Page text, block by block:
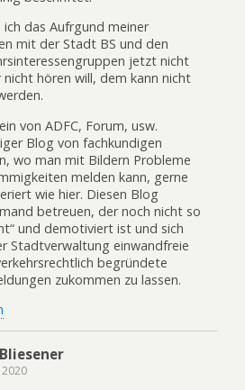
das Aufrgund meiner
mit der Stadt BS und den
jetzt nicht
nicht hören will, dem kann nicht
von ADFC, Forum, usw.
Blog von fachkundigen
wo man mit Bildern Probleme
melden kann, gerne
wie hier. Diesen Blog
betreuen, der noch nicht so
und demotiviert ist und sich
Stadtverwaltung einwandfreie
begründete
zukommen zu lassen.